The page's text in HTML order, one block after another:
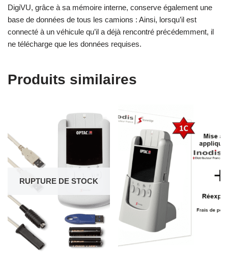
DigiVU, grâce à sa mémoire interne, conserve également une
base de données de tous les camions : Ainsi, lorsqu’il est
connecté à un véhicule qu’il a déjà rencontré précédemment, il
ne télécharge que les données requises.
Produits similaires
RUPTURE DE STOCK